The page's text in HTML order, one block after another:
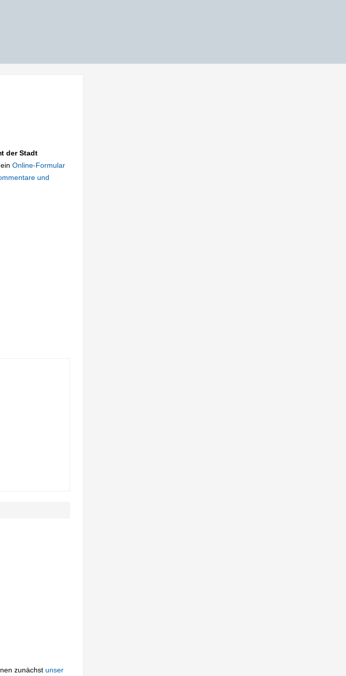
der Stadt
, ein Online-Formular
und
zunächst unser